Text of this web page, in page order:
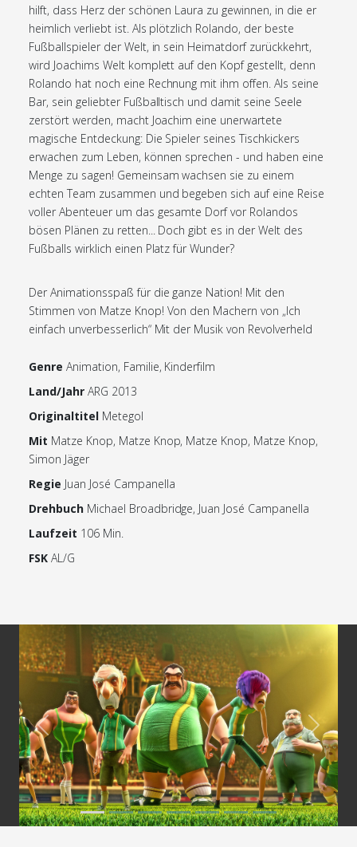
hilft, dass Herz der schönen Laura zu gewinnen, in die er
heimlich verliebt ist. Als plötzlich Rolando, der beste
Fußballspieler der Welt, in sein Heimatdorf zurückkehrt,
wird Joachims Welt komplett auf den Kopf gestellt, denn
Rolando hat noch eine Rechnung mit ihm offen. Als seine
Bar, sein geliebter Fußballtisch und damit seine Seele
zerstört werden, macht Joachim eine unerwartete
magische Entdeckung: Die Spieler seines Tischkickers
erwachen zum Leben, können sprechen - und haben eine
Menge zu sagen! Gemeinsam wachsen sie zu einem
echten Team zusammen und begeben sich auf eine Reise
voller Abenteuer um das gesamte Dorf vor Rolandos
bösen Plänen zu retten... Doch gibt es in der Welt des
Fußballs wirklich einen Platz für Wunder?
Der Animationsspaß für die ganze Nation! Mit den
Stimmen von Matze Knop! Von den Machern von „Ich
einfach unverbesserlich“ Mit der Musik von Revolverheld
Genre Animation, Familie, Kinderfilm
Land/Jahr ARG 2013
Originaltitel Metegol
Mit Matze Knop, Matze Knop, Matze Knop, Matze Knop,
Simon Jäger
Regie Juan José Campanella
Drehbuch Michael Broadbridge, Juan José Campanella
Laufzeit 106 Min.
FSK AL/G
Previous Next